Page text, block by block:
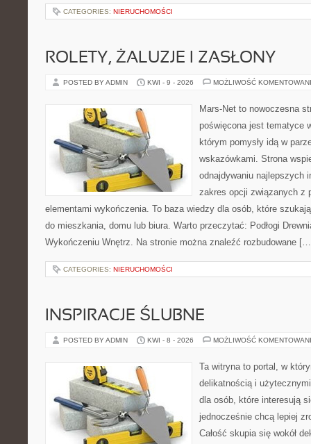
CATEGORIES: NIERUCHOMOŚCI
ROLETY, ŻALUZJE I ZASŁONY
POSTED BY ADMIN KWI - 9 - 2026 MOŻLIWOŚĆ
Mars-Net to nowoczesna
poświęcona jest tematyce
którym pomysły idą w
wskazówkami. Strona
odnajdywaniu najlepszych
zakres opcji związanych z
elementami wykończenia. To baza wiedzy dla osób, które
do mieszkania, domu lub biura. Warto przeczytać: Podłogi
Wykończeniu Wnętrz. Na stronie można znaleźć rozbudowane
CATEGORIES: NIERUCHOMOŚCI
INSPIRACJE ŚLUBNE
POSTED BY ADMIN KWI - 8 - 2026 MOŻLIWOŚĆ
Ta witryna to portal, w
delikatnością i
dla osób, które interesują
jednocześnie chcą lepiej
Całość skupia się wokół